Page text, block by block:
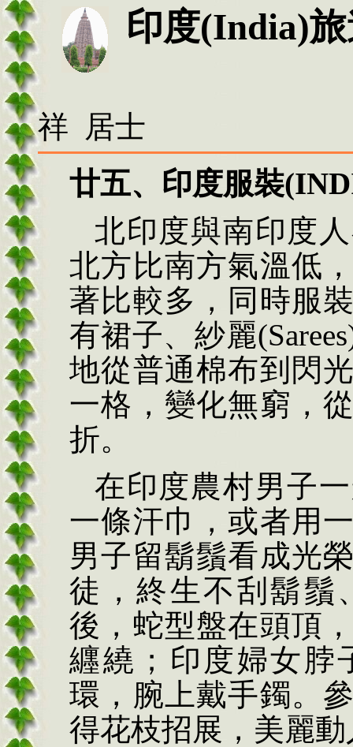
印度(India)
祥 居士
廿五、印度服裝(
北印度與南印度
北方比南方氣溫低
著比較多，同時服
有裙子、紗麗
地從普通棉布到閃
一格，變化無窮，
折。
在印度農村男子
一條汗巾，或者用
男子留鬍鬚看成光
徒，終生不刮鬍鬚
後，蛇型盤在頭頂
纒繞；印度婦女脖
環，腕上戴手鐲。
得花枝招展，美麗